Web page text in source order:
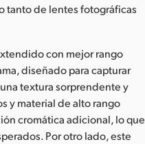
tanto de lentes fotográficas
con mejor rango
diseñado para capturar
textura sorprendente y
y material de alto rango
cromática adicional, lo que
Por otro lado, este